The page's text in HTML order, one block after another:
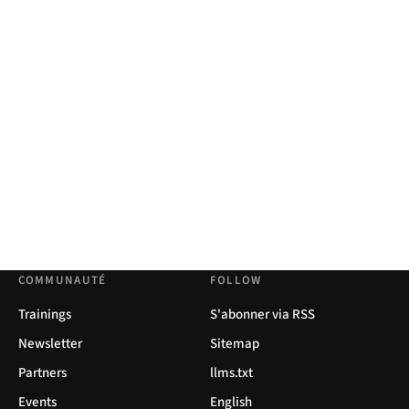
COMMUNAUTÉ
Trainings
Newsletter
Partners
Events
FOLLOW
S'abonner via RSS
Sitemap
llms.txt
English